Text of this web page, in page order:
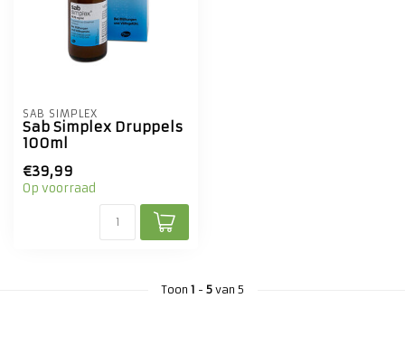
SAB SIMPLEX
Sab Simplex Druppels
100ml
€39,99
Op voorraad
Toon 1 - 5van 5